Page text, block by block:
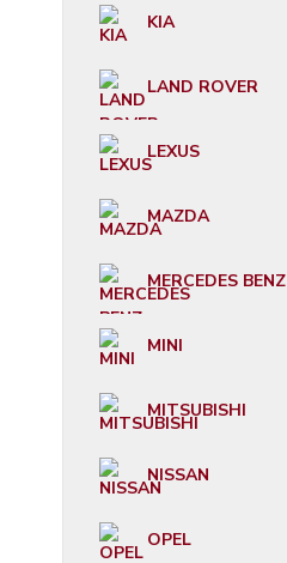
KIA
LAND ROVER
LEXUS
MAZDA
MERCEDES BENZ
MINI
MITSUBISHI
NISSAN
OPEL